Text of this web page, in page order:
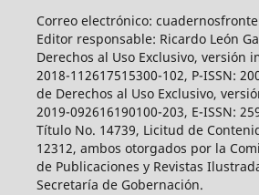
Correo electrónico:
Editor responsable: Ricardo León
Derechos al Uso Exclusivo, versión
2018-112617515300-102, P-ISSN:
de Derechos al Uso Exclusivo,
2019-092616190100-203, E-ISSN:
Título No. 14739, Licitud de
12312, ambos otorgados por la
de Publicaciones y Revistas
Secretaría de Gobernación.